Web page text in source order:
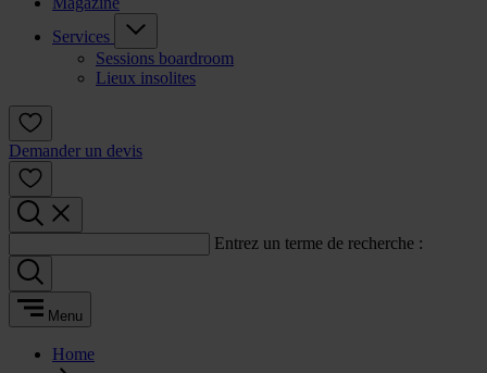
Services
Sessions boardroom
Lieux insolites
Demander un devis
Entrez un terme de recherche :
Menu
Home